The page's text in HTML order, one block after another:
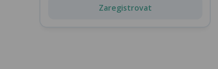
Zaregistrovat